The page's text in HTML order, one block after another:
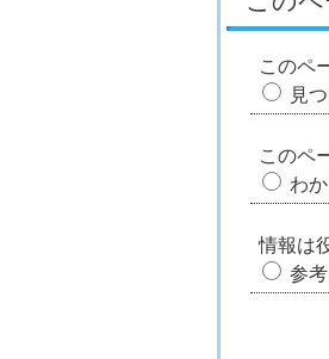
このペ
見
このペ
わ
情報は
参